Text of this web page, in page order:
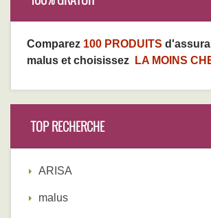
Comparez 100 PRODUITS
malus et choisissez
LA MOINS
TOP RECHERCHE
ARISA
malus